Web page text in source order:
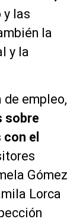
y las
la
y la
empleo,
sobre
el
Gómez
Lorca